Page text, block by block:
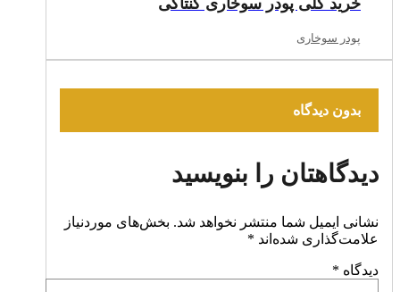
خرید کلی پودر سوخاری کنتاکی
پودر سوخاری
بدون دیدگاه
دیدگاهتان را بنویسید
نشانی ایمیل شما منتشر نخواهد شد. بخش‌های موردنیاز
علامت‌گذاری شده‌اند *
دیدگاه *